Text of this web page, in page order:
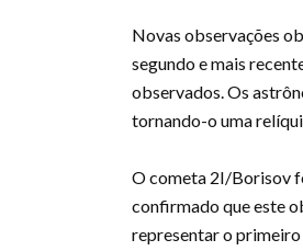
Novas observações
segundo e mais
observados. Os
tornando-o uma
O cometa 2I/Borisov
confirmado que este
representar o